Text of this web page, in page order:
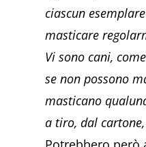
ciascun
masticare
Vi sono cani,
se non possono
masticano
a tiro, dal